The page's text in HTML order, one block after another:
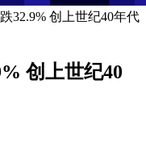
32.9% 创上世纪40年代
创上世纪40